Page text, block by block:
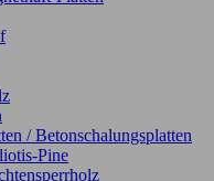
/ Betonschalungsplatten
Pine